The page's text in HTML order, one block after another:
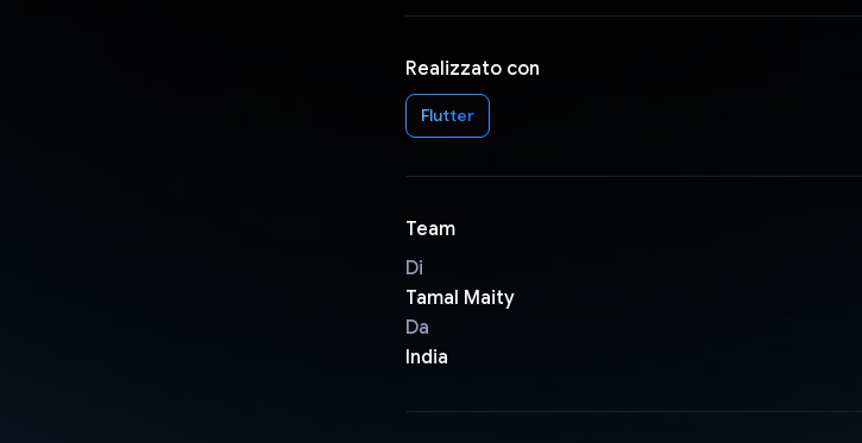
Realizzato con
Flutter
Team
Di
Tamal Maity
Da
India